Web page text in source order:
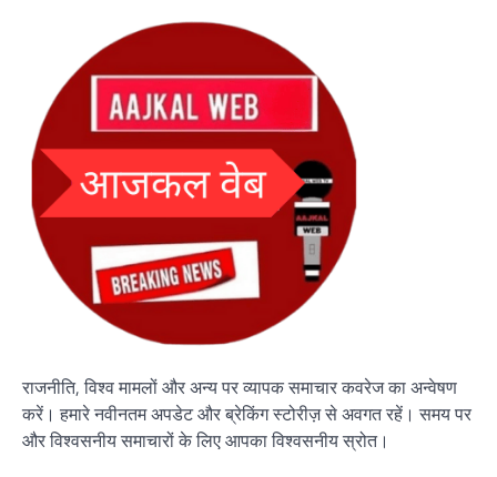
राजनीति, विश्व मामलों और अन्य पर व्यापक समाचार कवरेज का अन्वेषण
करें। हमारे नवीनतम अपडेट और ब्रेकिंग स्टोरीज़ से अवगत रहें। समय पर
और विश्वसनीय समाचारों के लिए आपका विश्वसनीय स्रोत।